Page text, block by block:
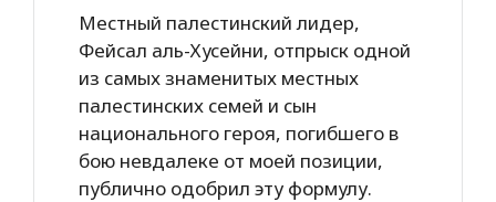
Местный палестинский лидер,
Фейсал аль-Хусейни, отпрыск одной
из самых знаменитых местных
палестинских семей и сын
национального героя, погибшего в
бою невдалеке от моей позиции,
публично одобрил эту формулу.